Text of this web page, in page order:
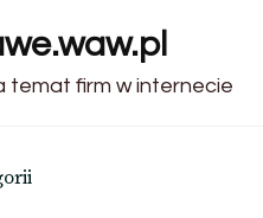
temat firm w internecie